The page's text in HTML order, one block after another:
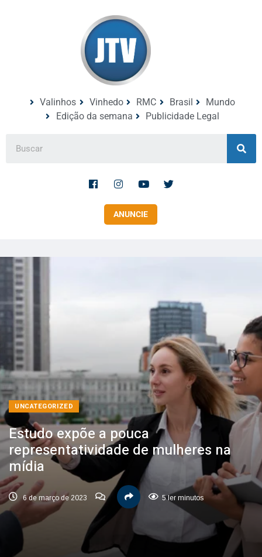
Valinhos Vinhedo RMC Brasil
Mundo
Edição da semana
Publicidade Legal
ANUNCIE
UNCATEGORIZED
Estudo expõe a pouca
representatividade de mulheres na
mídia
6 de março de 2023 5 ler minutos